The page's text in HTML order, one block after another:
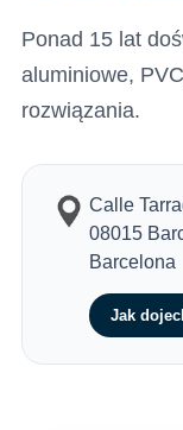
Ponad 15 lat
aluminiowe,
rozwiązania.
Calle
08015
Barcelona
Jak